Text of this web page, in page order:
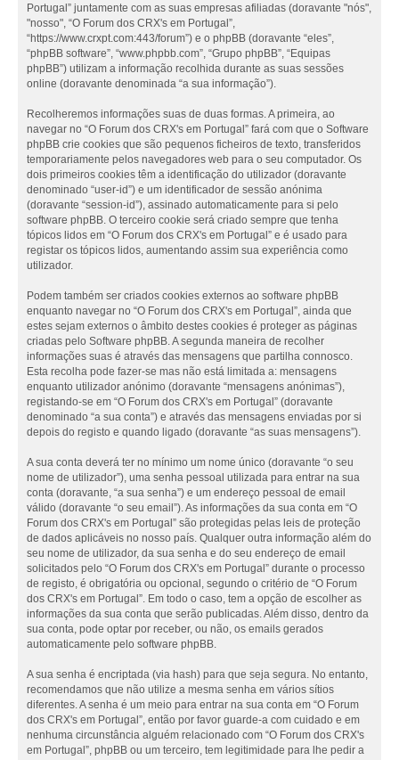
Portugal” juntamente com as suas empresas afiliadas (doravante "nós",
"nosso", “O Forum dos CRX's em Portugal”,
“https://www.crxpt.com:443/forum”) e o phpBB (doravante “eles”,
“phpBB software”, “www.phpbb.com”, “Grupo phpBB”, “Equipas
phpBB”) utilizam a informação recolhida durante as suas sessões
online (doravante denominada “a sua informação”).
Recolheremos informações suas de duas formas. A primeira, ao
navegar no “O Forum dos CRX's em Portugal” fará com que o Software
phpBB crie cookies que são pequenos ficheiros de texto, transferidos
temporariamente pelos navegadores web para o seu computador. Os
dois primeiros cookies têm a identificação do utilizador (doravante
denominado “user-id”) e um identificador de sessão anónima
(doravante “session-id”), assinado automaticamente para si pelo
software phpBB. O terceiro cookie será criado sempre que tenha
tópicos lidos em “O Forum dos CRX's em Portugal” e é usado para
registar os tópicos lidos, aumentando assim sua experiência como
utilizador.
Podem também ser criados cookies externos ao software phpBB
enquanto navegar no “O Forum dos CRX's em Portugal”, ainda que
estes sejam externos o âmbito destes cookies é proteger as páginas
criadas pelo Software phpBB. A segunda maneira de recolher
informações suas é através das mensagens que partilha connosco.
Esta recolha pode fazer-se mas não está limitada a: mensagens
enquanto utilizador anónimo (doravante “mensagens anónimas”),
registando-se em “O Forum dos CRX's em Portugal” (doravante
denominado “a sua conta”) e através das mensagens enviadas por si
depois do registo e quando ligado (doravante “as suas mensagens”).
A sua conta deverá ter no mínimo um nome único (doravante “o seu
nome de utilizador”), uma senha pessoal utilizada para entrar na sua
conta (doravante, “a sua senha”) e um endereço pessoal de email
válido (doravante “o seu email”). As informações da sua conta em “O
Forum dos CRX's em Portugal” são protegidas pelas leis de proteção
de dados aplicáveis no nosso país. Qualquer outra informação além do
seu nome de utilizador, da sua senha e do seu endereço de email
solicitados pelo “O Forum dos CRX's em Portugal” durante o processo
de registo, é obrigatória ou opcional, segundo o critério de “O Forum
dos CRX's em Portugal”. Em todo o caso, tem a opção de escolher as
informações da sua conta que serão publicadas. Além disso, dentro da
sua conta, pode optar por receber, ou não, os emails gerados
automaticamente pelo software phpBB.
A sua senha é encriptada (via hash) para que seja segura. No entanto,
recomendamos que não utilize a mesma senha em vários sítios
diferentes. A senha é um meio para entrar na sua conta em “O Forum
dos CRX's em Portugal”, então por favor guarde-a com cuidado e em
nenhuma circunstância alguém relacionado com “O Forum dos CRX's
em Portugal”, phpBB ou um terceiro, tem legitimidade para lhe pedir a